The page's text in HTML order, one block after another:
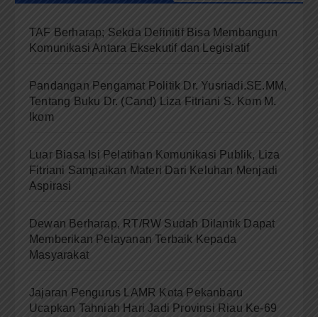
TAF Berharap; Sekda Definitif Bisa Membangun
Komunikasi Antara Eksekutif dan Legislatif
Pandangan Pengamat Politik Dr. Yusriadi.SE.MM,
Tentang Buku Dr. (Cand) Liza Fitriani S. Kom M.
Ikom
Luar Biasa Isi Pelatihan Komunikasi Publik, Liza
Fitriani Sampaikan Materi Dari Keluhan Menjadi
Aspirasi
Dewan Berharap, RT/RW Sudah Dilantik Dapat
Memberikan Pelayanan Terbaik Kepada
Masyarakat
Jajaran Pengurus LAMR Kota Pekanbaru
Ucapkan Tahniah Hari Jadi Provinsi Riau Ke-69